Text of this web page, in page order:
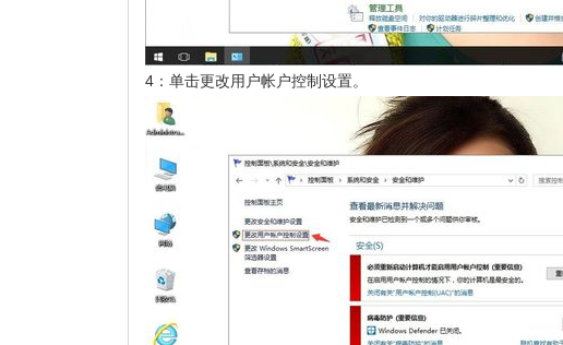
4：单击更改用户帐户控制设置。